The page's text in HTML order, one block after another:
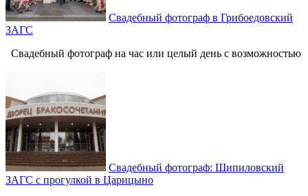
Свадебный фотограф в Грибоедовский
ЗАГС
Свадебный фотограф на час или целый день с возможностью
Свадебный фотограф: Шипиловский
ЗАГС с прогулкой в Царицыно